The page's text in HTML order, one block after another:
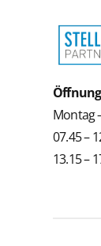
Montag
07.45 –
13.15 –